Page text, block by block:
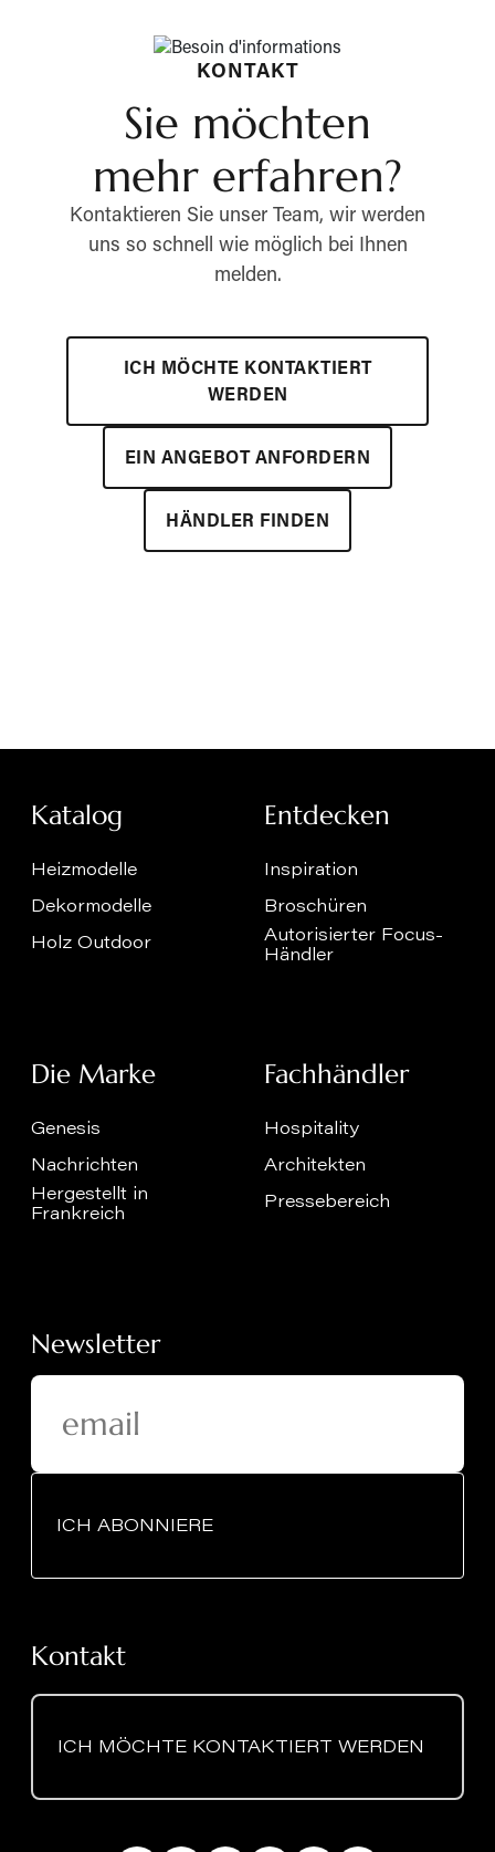
KONTAKT
Sie möchten
mehr erfahren?
Kontaktieren Sie unser Team, wir werden
uns so schnell wie möglich bei Ihnen
melden.
ICH MÖCHTE KONTAKTIERT
WERDEN
EIN ANGEBOT ANFORDERN
HÄNDLER FINDEN
Katalog
Heizmodelle
Dekormodelle
Holz Outdoor
Entdecken
Inspiration
Broschüren
Autorisierter Focus-
Händler
Die Marke
Genesis
Nachrichten
Hergestellt in
Frankreich
Fachhändler
Hospitality
Architekten
Pressebereich
Newsletter
ICH ABONNIERE
Kontakt
ICH MÖCHTE KONTAKTIERT WERDEN